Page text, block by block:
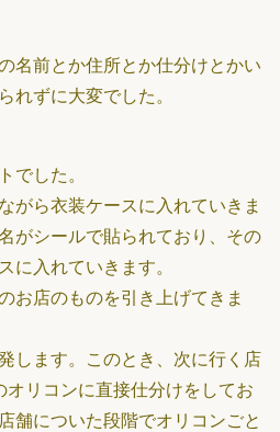
名前とか住所とか仕分けとかい
れずに大変でした。
でした。
がら衣装ケースに入れていきま
がシールで貼られており、その
に入れていきます。
お店のものを引き上げてきま
します。このとき、次に行く店
リコンに直接仕分けをしてお
舗についた段階でオリコンごと